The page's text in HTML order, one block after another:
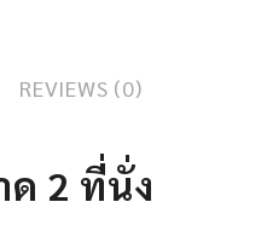
REVIEWS (0)
2 ที่นั่ง